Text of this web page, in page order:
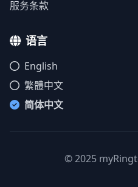
服务条款
语言
English
繁體中文
简体中文
© 2025